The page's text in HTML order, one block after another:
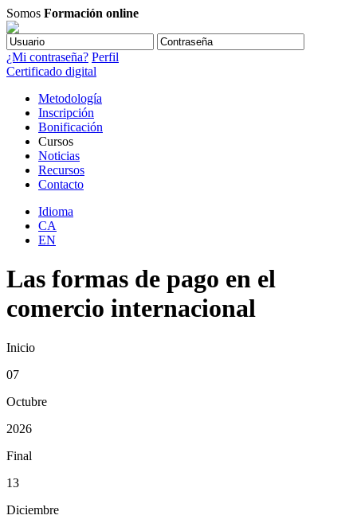
Somos Formación online
¿Mi contraseña? Perfil
Certificado digital
Metodología
Inscripción
Bonificación
Cursos
Noticias
Recursos
Contacto
Idioma
CA
EN
Las formas de pago en el
comercio internacional
Inicio
07
Octubre
2026
Final
13
Diciembre